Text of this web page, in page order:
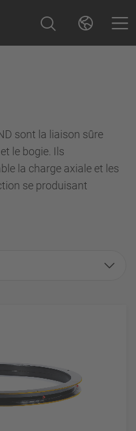
sont la liaison sûre
le bogie. Ils
la charge axiale et les
se produisant